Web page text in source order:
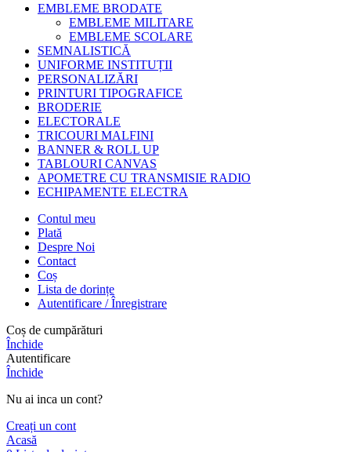
EMBLEME BRODATE
EMBLEME MILITARE
EMBLEME SCOLARE
SEMNALISTICĂ
UNIFORME INSTITUȚII
PERSONALIZĂRI
PRINTURI TIPOGRAFICE
BRODERIE
ELECTORALE
TRICOURI MALFINI
BANNER & ROLL UP
TABLOURI CANVAS
APOMETRE CU TRANSMISIE RADIO
ECHIPAMENTE ELECTRA
Contul meu
Plată
Despre Noi
Contact
Coș
Lista de dorințe
Autentificare / Înregistrare
Coș de cumpărături
Închide
Autentificare
Închide
Nu ai inca un cont?
Creați un cont
Acasă